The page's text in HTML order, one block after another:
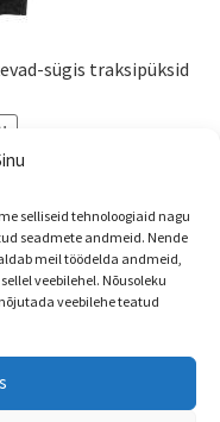
selliseid tehnoloogiaid nagu
seadmete andmeid. Nende
meil töödelda andmeid,
veebilehel. Nõusoleku
veebilehe teatud
sügis traksipüksid
hind
on:
€39.99.
mitu